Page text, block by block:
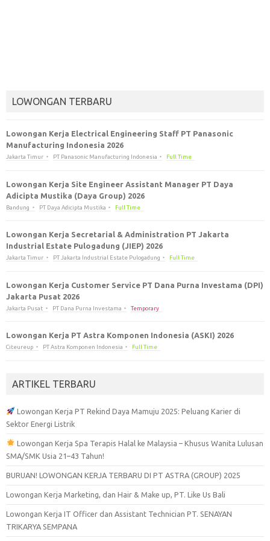
LOWONGAN TERBARU
Lowongan Kerja Electrical Engineering Staff PT Panasonic
Manufacturing Indonesia 2026
Jakarta Timur PT Panasonic Manufacturing Indonesia Full Time
Lowongan Kerja Site Engineer Assistant Manager PT Daya
Adicipta Mustika (Daya Group) 2026
Bandung PT Daya Adicipta Mustika Full Time
Lowongan Kerja Secretarial & Administration PT Jakarta
Industrial Estate Pulogadung (JIEP) 2026
Jakarta Timur PT Jakarta Industrial Estate Pulogadung Full Time
Lowongan Kerja Customer Service PT Dana Purna Investama (DPI)
Jakarta Pusat 2026
Jakarta Pusat PT Dana Purna Investama Temporary
Lowongan Kerja PT Astra Komponen Indonesia (ASKI) 2026
Citeureup PT Astra Komponen Indonesia Full Time
ARTIKEL TERBARU
Lowongan Kerja PT Rekind Daya Mamuju 2025: Peluang Karier di
Sektor Energi Listrik
Lowongan Kerja Spa Terapis Halal ke Malaysia – Khusus Wanita Lulusan
SMA/SMK Usia 21–43 Tahun!
BURUAN! LOWONGAN KERJA TERBARU DI PT ASTRA (GROUP) 2025
Lowongan Kerja Marketing, dan Hair & Make up, PT. Like Us Bali
Lowongan Kerja IT Officer dan Assistant Technician PT. SENAYAN
TRIKARYA SEMPANA